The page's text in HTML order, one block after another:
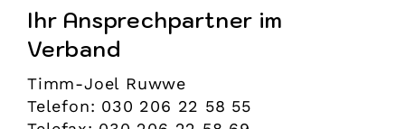
Ihr Ansprechpartner im
Verband
Timm-Joel Ruwwe
Telefon: 030 206 22 58 55